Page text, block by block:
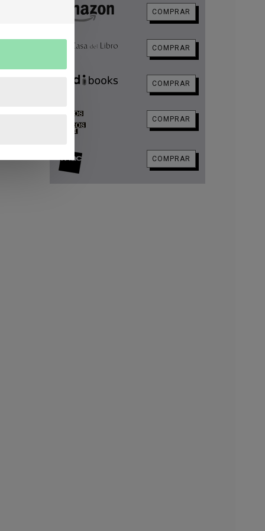
COMPRAR
COMPRAR
COMPRAR
COMPRAR
COMPRAR